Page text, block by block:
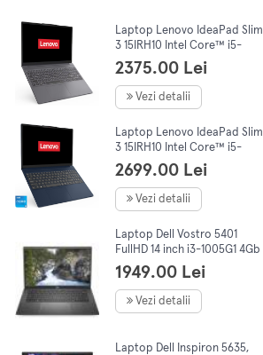
Laptop Lenovo IdeaPad Slim
3 15IRH10 Intel Core™ i5-
13420H, 15.3" WUXGA, IPS,
16GB DDR5, 512GB SSD, No
OS,Grey
2375.00 Lei
Vezi detalii
Laptop Lenovo IdeaPad Slim
3 15IRH10 Intel Core™ i5-
13420H, 15.3" WUXGA, IPS,
16GB DDR5, 512Gb SSD, NoOs,
Blue
2699.00 Lei
Vezi detalii
Laptop Dell Vostro 5401
FullHD 14 inch i3-1005G1 4Gb
RAM, 256Gb SSD, No OS
1949.00 Lei
Vezi detalii
Laptop Dell Inspiron 5635,